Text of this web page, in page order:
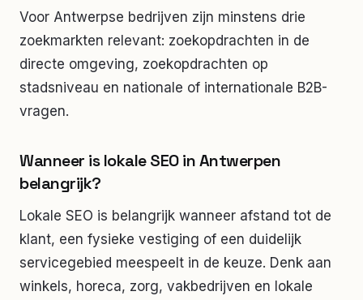
Voor Antwerpse bedrijven zijn minstens drie
zoekmarkten relevant: zoekopdrachten in de
directe omgeving, zoekopdrachten op
stadsniveau en nationale of internationale B2B-
vragen.
Wanneer is lokale SEO in Antwerpen
belangrijk?
Lokale SEO is belangrijk wanneer afstand tot de
klant, een fysieke vestiging of een duidelijk
servicegebied meespeelt in de keuze. Denk aan
winkels, horeca, zorg, vakbedrijven en lokale